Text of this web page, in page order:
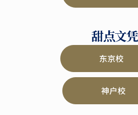
甜点文凭
东京校
神户校